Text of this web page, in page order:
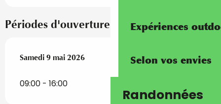
Expériences
Selon vos envies
Randonnées
Périodes d'ouverture
Samedi 9 mai 2026
Samedi 9 mai 2026
09:00 - 16:00